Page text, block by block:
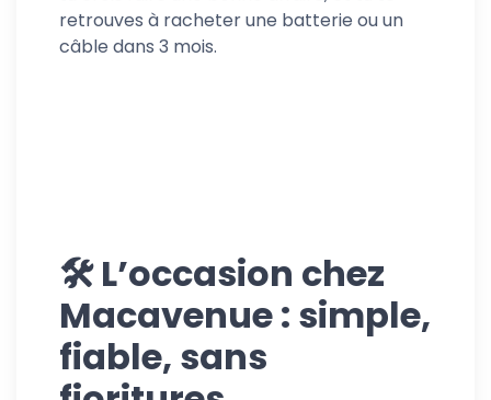
retrouves à racheter une batterie ou un
câble dans 3 mois.
🛠️ L’occasion chez
Macavenue : simple,
fiable, sans